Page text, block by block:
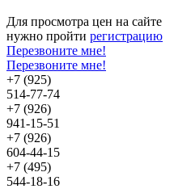
Для просмотра цен на сайте
нужно пройти регистрацию
Перезвоните мне!
Перезвоните мне!
+7 (925)
514-77-74
+7 (926)
941-15-51
+7 (926)
604-44-15
+7 (495)
544-18-16